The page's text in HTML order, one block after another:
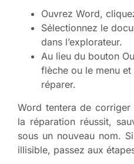
Ouvrez Word,
Sélectionnez le
dans l’explorateur.
Au lieu du bouton
flèche ou le menu
réparer.
Word tentera de
la réparation réussit,
sous un nouveau nom.
illisible, passez aux